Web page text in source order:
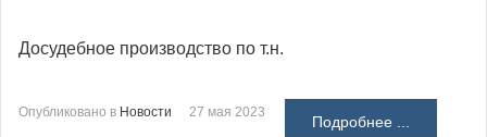
Досудебное производство по т.н.
Опубликовано в Новости 27 мая 2023
Подробнее ...